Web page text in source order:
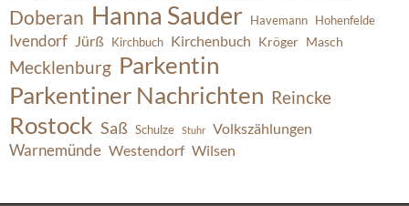
Doberan Hanna Sauder Havemann Hohenfelde
Ivendorf Jürß Kirchbuch Kirchenbuch Kröger Masch
Mecklenburg Parkentin
Parkentiner Nachrichten Reincke
Rostock Saß Schulze Stuhr Volkszählungen
Warnemünde Westendorf Wilsen